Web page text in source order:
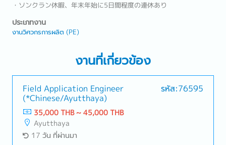
・ソンクラン休暇、年末年始に5日間程度の連休あり
ประเภทงาน
งานวิศวกรการผลิต (PE)
งานที่เกี่ยวข้อง
Field Application Engineer
(*Chinese/Ayutthaya)
รหัส:76595
35,000 THB ~ 45,000 THB
Ayutthaya
17 วัน ที่ผ่านมา